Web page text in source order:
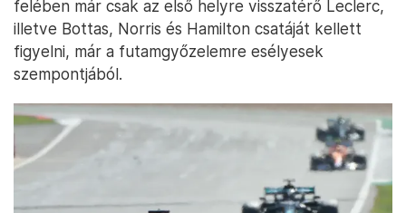
felében már csak az első helyre visszatérő Leclerc,
illetve Bottas, Norris és Hamilton csatáját kellett
figyelni, már a futamgyőzelemre esélyesek
szempontjából.